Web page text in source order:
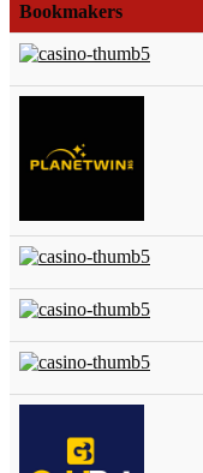
Bookmakers